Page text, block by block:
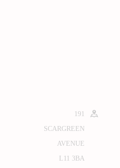
191
SCARGREEN
AVENUE
L11 3BA